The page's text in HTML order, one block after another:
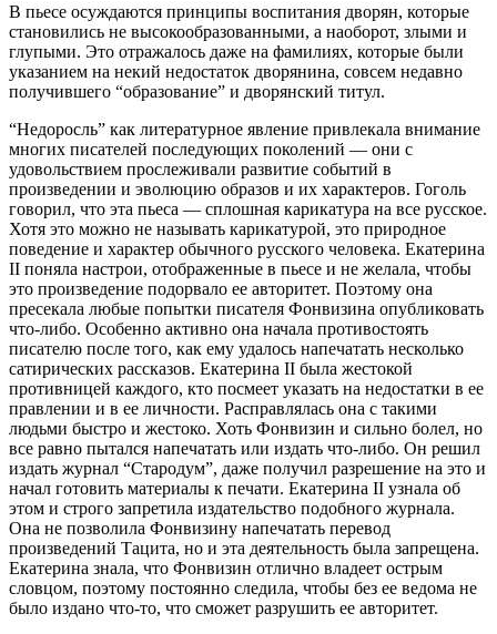
В пьесе осуждаются принципы воспитания дворян, которые
становились не высокообразованными, а наоборот, злыми и
глупыми. Это отражалось даже на фамилиях, которые были
указанием на некий недостаток дворянина, совсем недавно
получившего “образование” и дворянский титул.
“Недоросль” как литературное явление привлекала внимание
многих писателей последующих поколений — они с
удовольствием прослеживали развитие событий в
произведении и эволюцию образов и их характеров. Гоголь
говорил, что эта пьеса — сплошная карикатура на все русское.
Хотя это можно не называть карикатурой, это природное
поведение и характер обычного русского человека. Екатерина
II поняла настрои, отображенные в пьесе и не желала, чтобы
это произведение подорвало ее авторитет. Поэтому она
пресекала любые попытки писателя Фонвизина опубликовать
что-либо. Особенно активно она начала противостоять
писателю после того, как ему удалось напечатать несколько
сатирических рассказов. Екатерина II была жестокой
противницей каждого, кто посмеет указать на недостатки в ее
правлении и в ее личности. Расправлялась она с такими
людьми быстро и жестоко. Хоть Фонвизин и сильно болел, но
все равно пытался напечатать или издать что-либо. Он решил
издать журнал “Стародум”, даже получил разрешение на это и
начал готовить материалы к печати. Екатерина II узнала об
этом и строго запретила издательство подобного журнала.
Она не позволила Фонвизину напечатать перевод
произведений Тацита, но и эта деятельность была запрещена.
Екатерина знала, что Фонвизин отлично владеет острым
словцом, поэтому постоянно следила, чтобы без ее ведома не
было издано что-то, что сможет разрушить ее авторитет.